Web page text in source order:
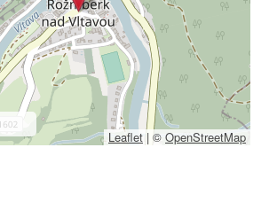
Leaflet | © OpenStreetMap